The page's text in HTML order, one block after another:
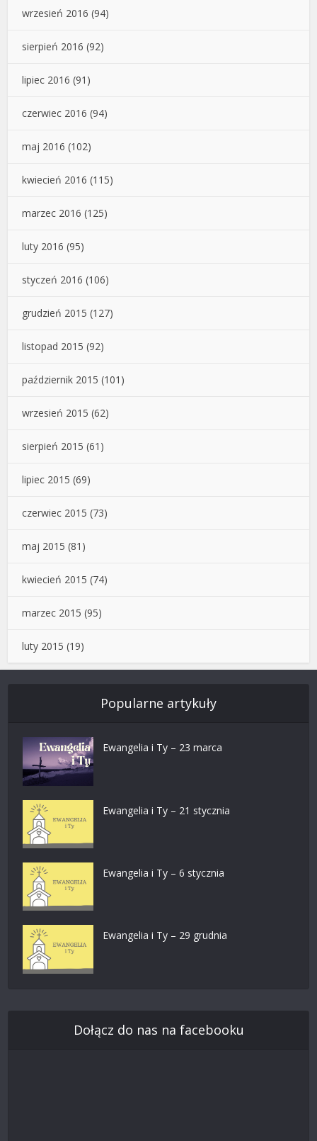
wrzesień 2016 (94)
sierpień 2016 (92)
lipiec 2016 (91)
czerwiec 2016 (94)
maj 2016 (102)
kwiecień 2016 (115)
marzec 2016 (125)
luty 2016 (95)
styczeń 2016 (106)
grudzień 2015 (127)
listopad 2015 (92)
październik 2015 (101)
wrzesień 2015 (62)
sierpień 2015 (61)
lipiec 2015 (69)
czerwiec 2015 (73)
maj 2015 (81)
kwiecień 2015 (74)
marzec 2015 (95)
luty 2015 (19)
Popularne artykuły
Ewangelia i Ty – 23 marca
Ewangelia i Ty – 21 stycznia
Ewangelia i Ty – 6 stycznia
Ewangelia i Ty – 29 grudnia
Dołącz do nas na facebooku